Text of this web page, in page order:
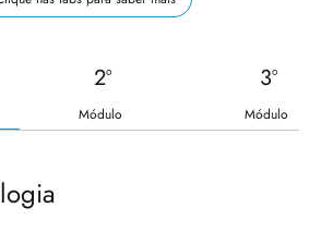
2º
Módulo
3º
Módulo